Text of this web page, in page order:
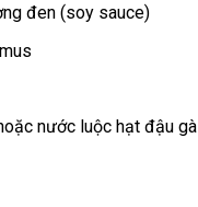
đen (soy sauce)
nước luộc hạt đậu gà